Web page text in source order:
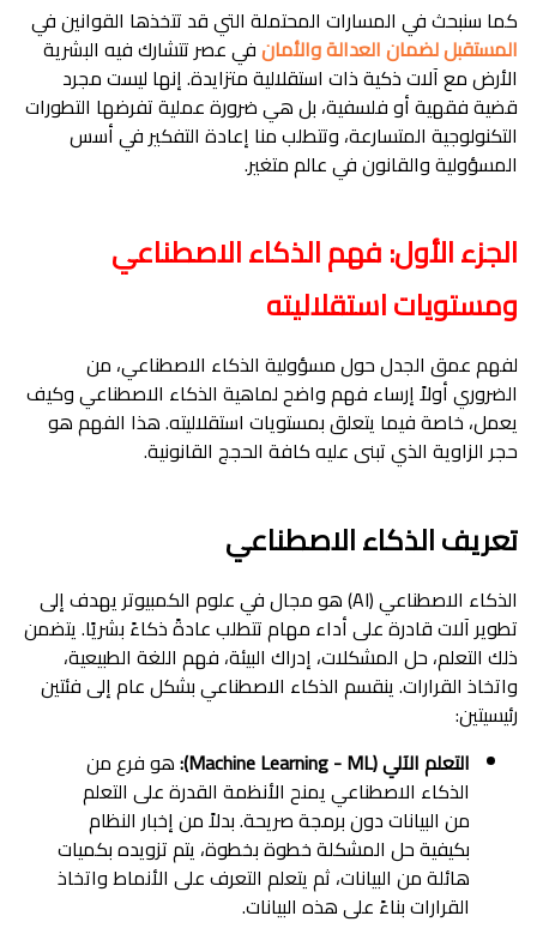
كما سنبحث في المسارات المحتملة التي قد تتخذها القوانين في
المستقبل لضمان العدالة والأمانفي عصر تتشارك فيه البشرية
الأرض مع آلات ذكية ذات استقلالية متزايدة. إنها ليست مجرد
قضية فقهية أو فلسفية، بل هي ضرورة عملية تفرضها التطورات
التكنولوجية المتسارعة، وتتطلب منا إعادة التفكير في أسس
المسؤولية والقانون في عالم متغير.
الجزء الأول: فهم الذكاء الاصطناعي
ومستويات استقلاليته
لفهم عمق الجدل حول مسؤولية الذكاء الاصطناعي، من
الضروري أولاً إرساء فهم واضح لماهية الذكاء الاصطناعي وكيف
يعمل، خاصة فيما يتعلق بمستويات استقلاليته. هذا الفهم هو
حجر الزاوية الذي تبنى عليه كافة الحجج القانونية.
تعريف الذكاء الاصطناعي
الذكاء الاصطناعي (AI) هو مجال في علوم الكمبيوتر يهدف إلى
تطوير آلات قادرة على أداء مهام تتطلب عادةً ذكاءً بشريًا. يتضمن
ذلك التعلم، حل المشكلات، إدراك البيئة، فهم اللغة الطبيعية،
واتخاذ القرارات. ينقسم الذكاء الاصطناعي بشكل عام إلى فئتين
رئيسيتين:
التعلم الآلي (Machine Learning - ML):
هو فرع من
الذكاء الاصطناعي يمنح الأنظمة القدرة على التعلم
من البيانات دون برمجة صريحة. بدلاً من إخبار النظام
بكيفية حل المشكلة خطوة بخطوة، يتم تزويده بكميات
هائلة من البيانات، ثم يتعلم التعرف على الأنماط واتخاذ
القرارات بناءً على هذه البيانات.